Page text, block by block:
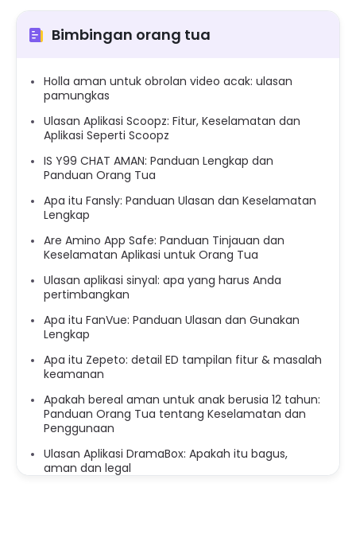
Bimbingan orang tua
Holla aman untuk obrolan video acak: ulasan
pamungkas
Ulasan Aplikasi Scoopz: Fitur, Keselamatan dan
Aplikasi Seperti Scoopz
IS Y99 CHAT AMAN: Panduan Lengkap dan
Panduan Orang Tua
Apa itu Fansly: Panduan Ulasan dan Keselamatan
Lengkap
Are Amino App Safe: Panduan Tinjauan dan
Keselamatan Aplikasi untuk Orang Tua
Ulasan aplikasi sinyal: apa yang harus Anda
pertimbangkan
Apa itu FanVue: Panduan Ulasan dan Gunakan
Lengkap
Apa itu Zepeto: detail ED tampilan fitur & masalah
keamanan
Apakah bereal aman untuk anak berusia 12 tahun:
Panduan Orang Tua tentang Keselamatan dan
Penggunaan
Ulasan Aplikasi DramaBox: Apakah itu bagus,
aman dan legal